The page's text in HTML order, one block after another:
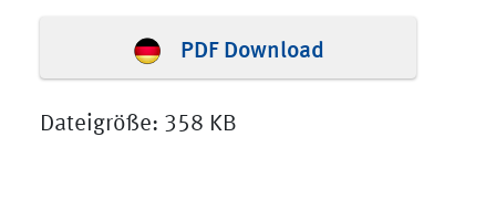
PDF Download
Dateigröße: 358 KB